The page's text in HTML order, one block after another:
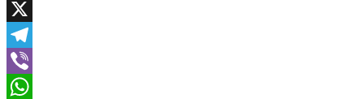
Facebook
X
Telegram
Viber